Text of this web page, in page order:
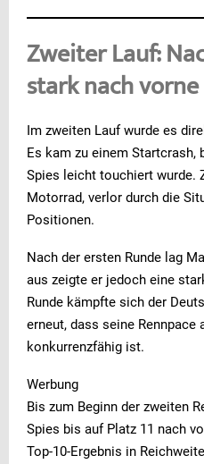
Zweiter Lauf:
stark nach
Im zweiten Lauf wurde es
Es kam zu einem Startcrash,
Spies leicht touchiert wurde.
Motorrad, verlor durch die
Positionen.
Nach der ersten Runde lag
aus zeigte er jedoch eine
Runde kämpfte sich der
erneut, dass seine Rennpace
konkurrenzfähig ist.
Werbung
Bis zum Beginn der zweiten
Spies bis auf Platz 11 nach
Top-10-Ergebnis in